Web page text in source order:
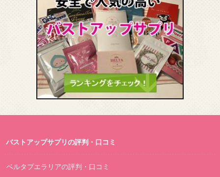
バストアップサプリの評判・口コミ
ベルタプエラリアの評判・口コミ